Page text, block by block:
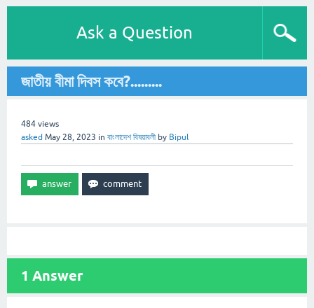
Ask a Question
জাতীয় বীমা দিবস কবে?.........
484 views
asked May 28, 2023 in বাংলাদেশ বিষয়াবলী by Bipul
1 Answer